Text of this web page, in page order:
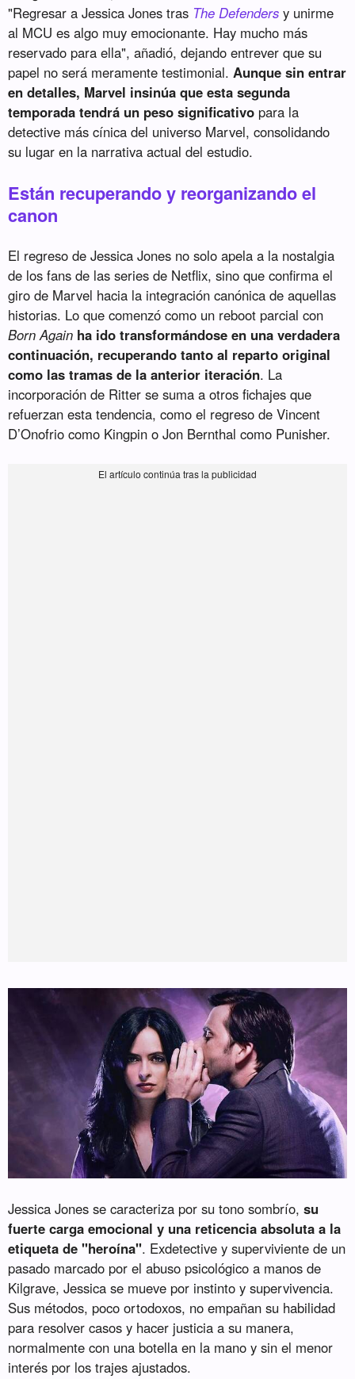
"Regresar a Jessica Jones tras The Defenders y unirme
al MCU es algo muy emocionante. Hay mucho más
reservado para ella", añadió, dejando entrever que su
papel no será meramente testimonial. Aunque sin entrar
en detalles, Marvel insinúa que esta segunda
temporada tendrá un peso significativo para la
detective más cínica del universo Marvel, consolidando
su lugar en la narrativa actual del estudio.
Están recuperando y reorganizando el
canon
El regreso de Jessica Jones no solo apela a la nostalgia
de los fans de las series de Netflix, sino que confirma el
giro de Marvel hacia la integración canónica de aquellas
historias. Lo que comenzó como un reboot parcial con
Born Again ha ido transformándose en una verdadera
continuación, recuperando tanto al reparto original
como las tramas de la anterior iteración. La
incorporación de Ritter se suma a otros fichajes que
refuerzan esta tendencia, como el regreso de Vincent
D’Onofrio como Kingpin o Jon Bernthal como Punisher.
Jessica Jones se caracteriza por su tono sombrío,su
fuerte carga emocional y una reticencia absoluta a la
etiqueta de "heroína". Exdetective y superviviente de un
pasado marcado por el abuso psicológico a manos de
Kilgrave, Jessica se mueve por instinto y supervivencia.
Sus métodos, poco ortodoxos, no empañan su habilidad
para resolver casos y hacer justicia a su manera,
normalmente con una botella en la mano y sin el menor
interés por los trajes ajustados.